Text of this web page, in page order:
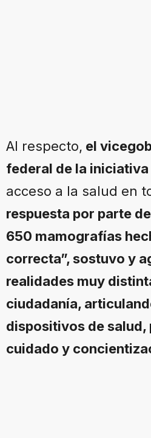
Al respecto, el
federal de la iniciativa
acceso a la salud en
respuesta por parte
650 mamografías
correcta”, sostuvo y
realidades muy
ciudadanía,
dispositivos de
cuidado y